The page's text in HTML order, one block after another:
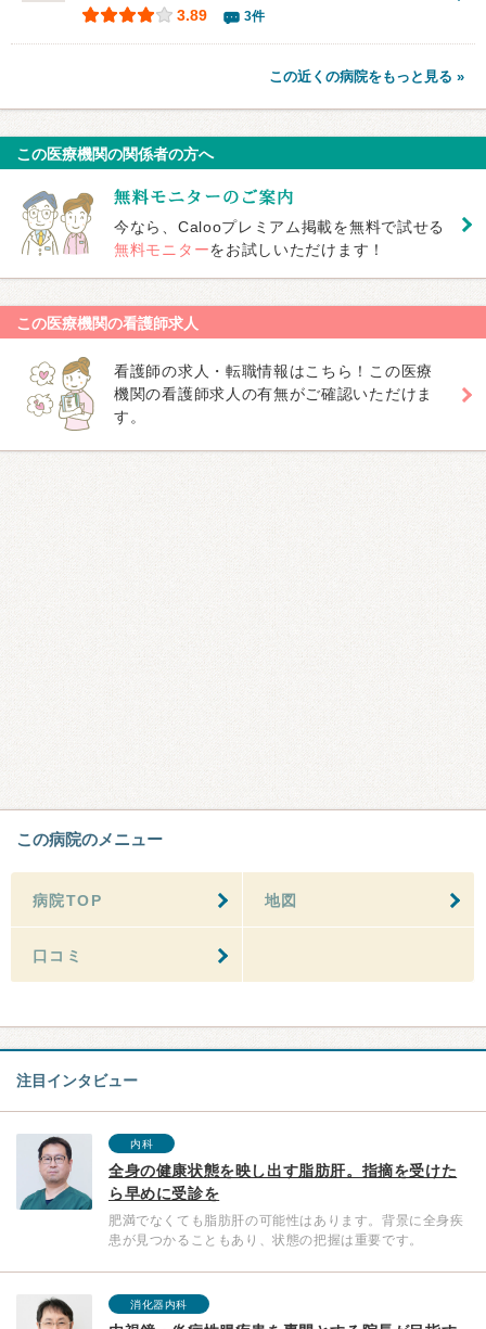
3.89 3件
この近くの病院をもっと見る »
この医療機関の関係者の方へ
今なら、Calooプレミアム掲載を無料で試せる
無料モニターをお試しいただけます！
この医療機関の看護師求人
看護師の求人・転職情報はこちら！この医療
機関の看護師求人の有無がご確認いただけま
す。
この病院のメニュー
病院TOP 地図
口コミ
注目インタビュー
内科
全身の健康状態を映し出す脂肪肝。指摘を受けた
ら早めに受診を
肥満でなくても脂肪肝の可能性はあります。背景に全身疾
患が見つかることもあり、状態の把握は重要です。
消化器内科